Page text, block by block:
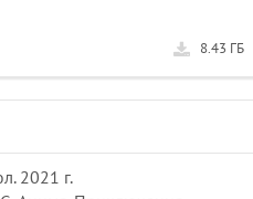
8.43 ГБ
2021 г.